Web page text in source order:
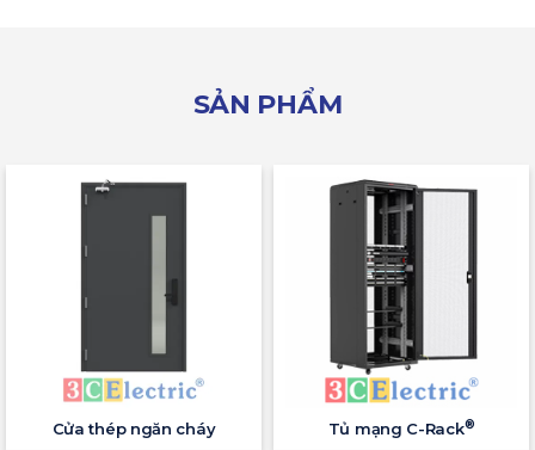
SẢN PHẨM
Cửa thép ngăn cháy Tủ mạng C-Rack®